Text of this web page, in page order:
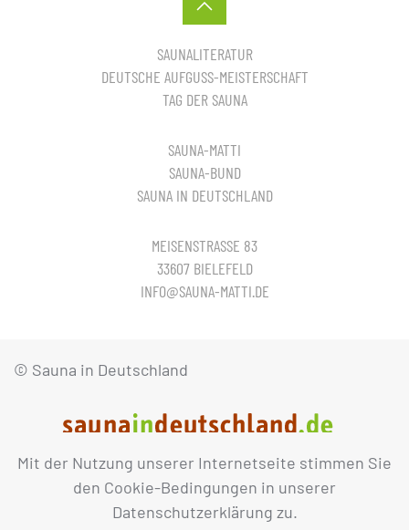
Mit der Nutzung unserer Internetseite stimmen Sie
den Cookie-Bedingungen in unserer
Datenschutzerklärung zu.
SAUNALITERATUR
DEUTSCHE AUFGUSS-MEISTERSCHAFT
TAG DER SAUNA
SAUNA-MATTI
SAUNA-BUND
SAUNA IN DEUTSCHLAND
MEISENSTRASSE 83
33607 BIELEFELD
INFO@SAUNA-MATTI.DE
© Sauna in Deutschland
IMPRESSUM DATENSCHUTZ